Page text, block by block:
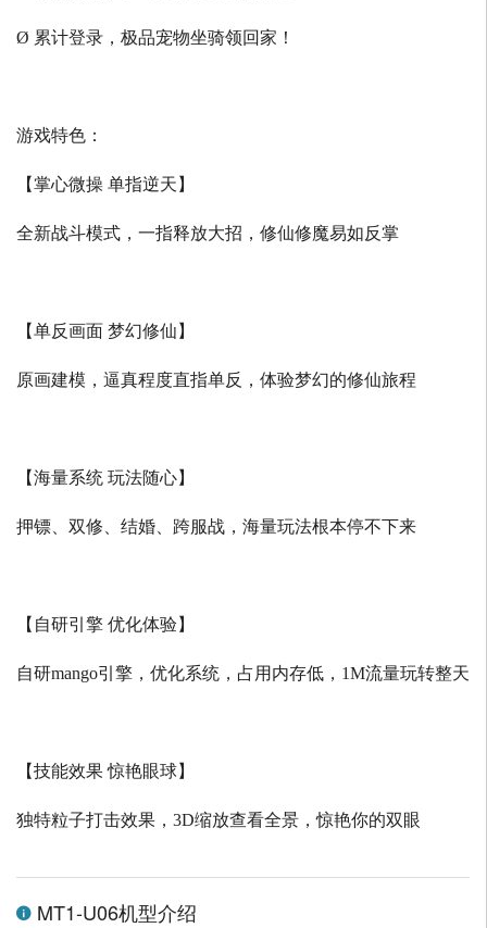
Ø 累计登录，极品宠物坐骑领回家！
游戏特色：
【掌心微操 单指逆天】
全新战斗模式，一指释放大招，修仙修魔易如反掌
【单反画面 梦幻修仙】
原画建模，逼真程度直指单反，体验梦幻的修仙旅程
【海量系统 玩法随心】
押镖、双修、结婚、跨服战，海量玩法根本停不下来
【自研引擎 优化体验】
自研mango引擎，优化系统，占用内存低， 1M流量玩转整天
【技能效果 惊艳眼球】
独特粒子打击效果， 3D缩放查看全景，惊艳你的双眼
MT1-U06机型介绍